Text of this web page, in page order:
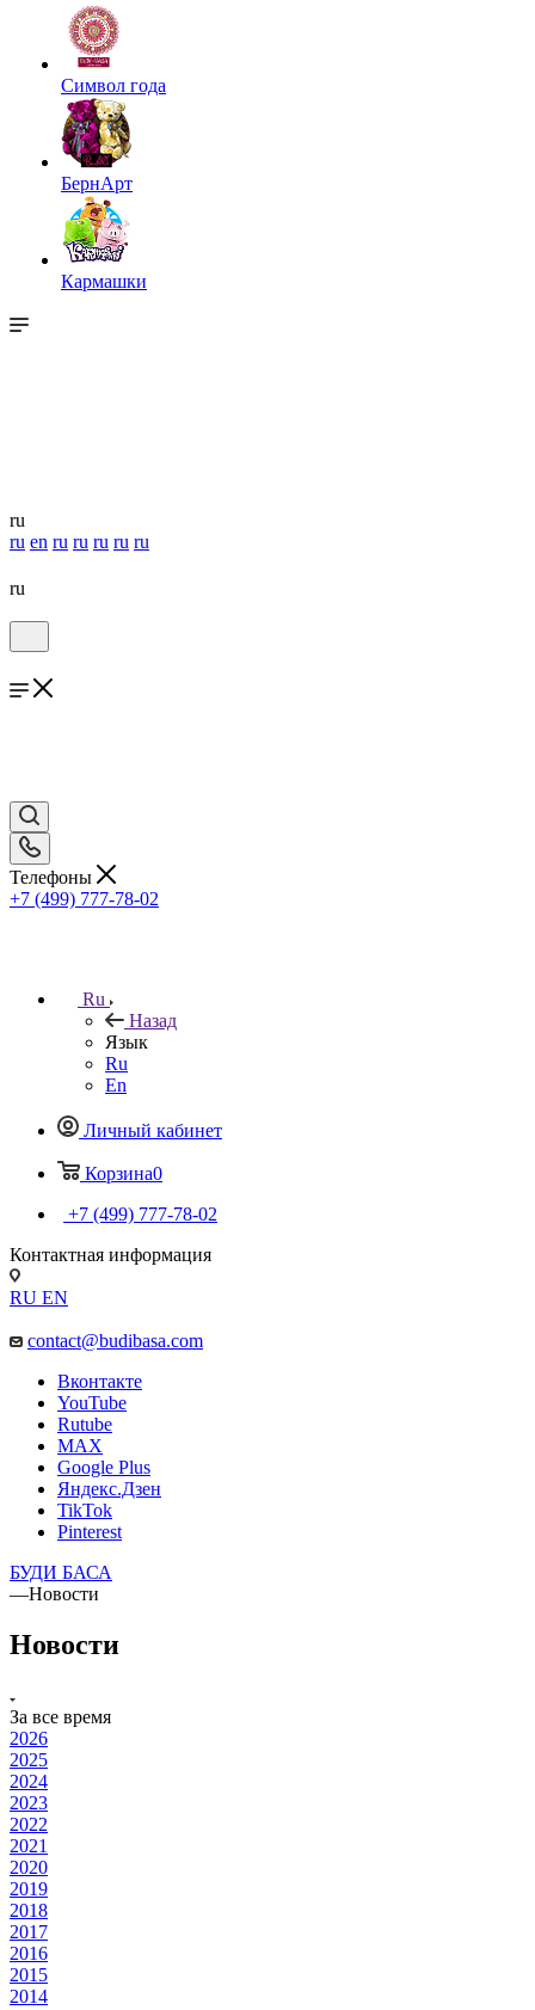
Символ года
БернАрт
Кармашки
ru
ru en ru ru ru ru ru
ru
Телефоны
+7 (499) 777-78-02
Ru
Назад
Язык
Ru
En
Личный кабинет
Корзина0
+7 (499) 777-78-02
Контактная информация
RU EN
contact@budibasa.com
Вконтакте
YouTube
Rutube
MAX
Google Plus
Яндекс.Дзен
TikTok
Pinterest
БУДИ БАСА
—Новости
Новости
За все время
2026
2025
2024
2023
2022
2021
2020
2019
2018
2017
2016
2015
2014